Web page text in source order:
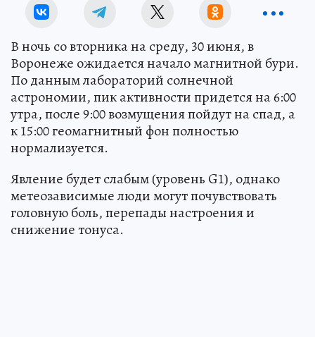
В ночь со вторника на среду, 30 июня, в
Воронеже ожидается начало магнитной бури.
По данным лабораторий солнечной
астрономии, пик активности придется на 6:00
утра, после 9:00 возмущения пойдут на спад, а
к 15:00 геомагнитный фон полностью
нормализуется.
Явление будет слабым (уровень G1), однако
метеозависимые люди могут почувствовать
головную боль, перепады настроения и
снижение тонуса.